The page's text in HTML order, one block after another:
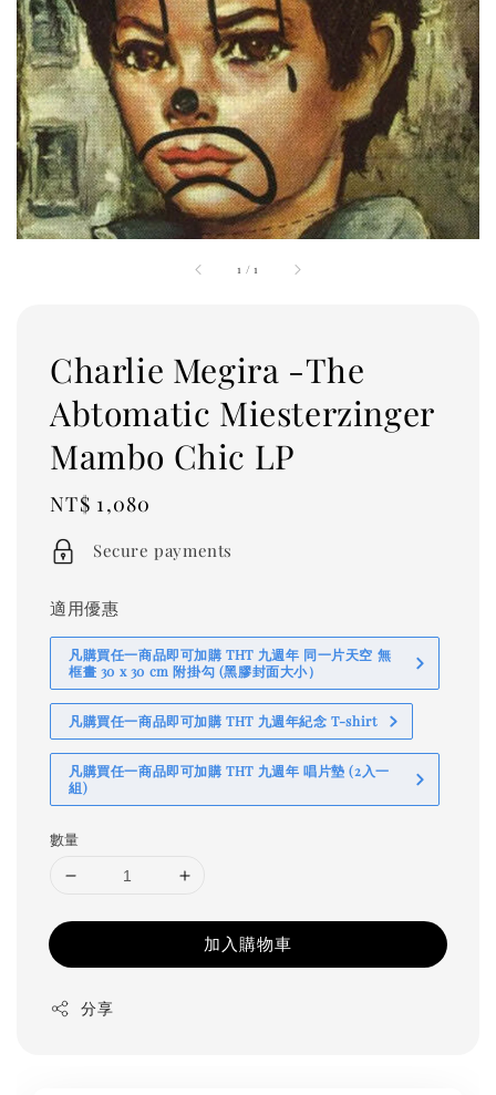
1 /1
Charlie Megira -The
Abtomatic Miesterzinger
Mambo Chic LP
Regular
price
NT$ 1,080
Secure payments
適用優惠
凡購買任一商品即可加購 THT 九週年 同一片天空 無
框畫 30 x 30 cm 附掛勾 (黑膠封面大小）
凡購買任一商品即可加購 THT 九週年紀念 T-shirt
凡購買任一商品即可加購 THT 九週年 唱片墊 (2入一
組)
數量
加入購物車
分享